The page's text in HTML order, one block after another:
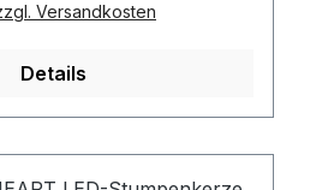
Versandkosten
Details